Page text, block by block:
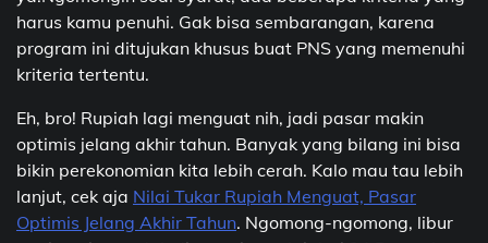
harus kamu penuhi. Gak bisa sembarangan, karena
program ini ditujukan khusus buat PNS yang memenuhi
kriteria tertentu.
Eh, bro! Rupiah lagi menguat nih, jadi pasar makin
optimis jelang akhir tahun. Banyak yang bilang ini bisa
bikin perekonomian kita lebih cerah. Kalo mau tau lebih
lanjut, cek aja Nilai Tukar Rupiah Menguat, Pasar
Optimis Jelang Akhir Tahun. Ngomong-ngomong, libur